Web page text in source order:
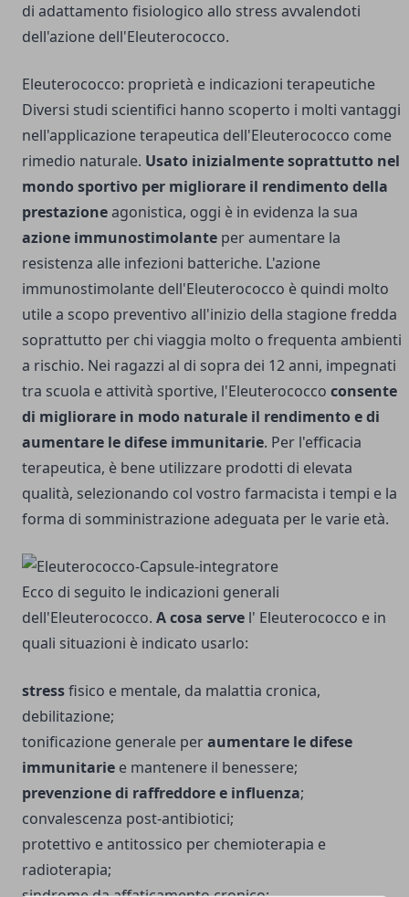
di adattamento fisiologico allo stress avvalendoti
dell'azione dell'Eleuterococco.
Eleuterococco: proprietà e indicazioni terapeutiche
Diversi studi scientifici hanno scoperto i molti vantaggi
nell'applicazione terapeutica dell'Eleuterococco come
rimedio naturale. Usato inizialmente soprattutto nel
mondo sportivo per migliorare il rendimento della
prestazioneagonistica, oggi è in evidenza la sua
azione immunostimolante per aumentare la
resistenza alle infezioni batteriche. L'azione
immunostimolante dell'Eleuterococco è quindi molto
utile a scopo preventivo all'inizio della stagione fredda
soprattutto per chi viaggia molto o frequenta ambienti
a rischio. Nei ragazzi al di sopra dei 12 anni, impegnati
tra scuola e attività sportive, l'Eleuterococco consente
di migliorare in modo naturale il rendimento e di
aumentare le difese immunitarie. Per l'efficacia
terapeutica, è bene utilizzare prodotti di elevata
qualità, selezionando col vostro farmacista i tempi e la
forma di somministrazione adeguata per le varie età.
Ecco di seguito le indicazioni generali
dell'Eleuterococco. A cosa serve l' Eleuterococco e in
quali situazioni è indicato usarlo:
stressfisico e mentale, da malattia cronica,
debilitazione;
tonificazione generale peraumentare le difese
immunitarie e mantenere il benessere;
prevenzione di raffreddore e influenza;
convalescenza post-antibiotici;
protettivo e antitossico per chemioterapia e
radioterapia;